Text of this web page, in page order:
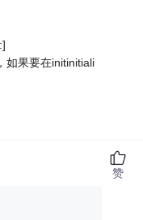
如果要在initinitiali
赞